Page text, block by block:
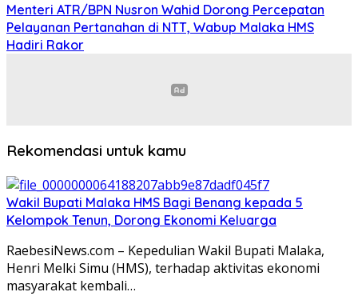
Menteri ATR/BPN Nusron Wahid Dorong Percepatan
Pelayanan Pertanahan di NTT, Wabup Malaka HMS
Hadiri Rakor
Rekomendasi untuk kamu
Wakil Bupati Malaka HMS Bagi Benang kepada 5
Kelompok Tenun, Dorong Ekonomi Keluarga
RaebesiNews.com – Kepedulian Wakil Bupati Malaka,
Henri Melki Simu (HMS), terhadap aktivitas ekonomi
masyarakat kembali…